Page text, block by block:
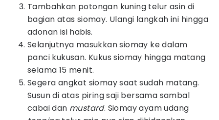
Tambahkan potongan kuning telur asin di
bagian atas siomay. Ulangi langkah ini hingga
adonan isi habis.
Selanjutnya masukkan siomay ke dalam
panci kukusan. Kukus siomay hingga matang
selama 15 menit.
Segera angkat siomay saat sudah matang.
Susun di atas piring saji bersama sambal
cabai dan mustard. Siomay ayam udang